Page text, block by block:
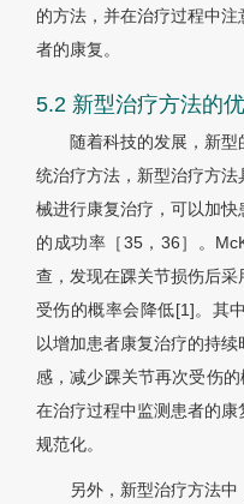
的方法，并在治疗过程中
者的康复。
5.2 新型治疗方法的
随着科技的发展，新
统治疗方法，新型治疗方
械进行康复治疗，可以加
的成功率［35，36］。
查，发现在踝关节损伤后
受伤的概率会降低[1]。其
以增加患者康复治疗的持
感，减少踝关节再次受伤
在治疗过程中监测患者的
规范化。
另外，新型治疗方法